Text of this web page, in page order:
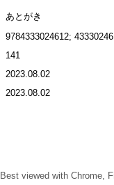
あとがき
9784333024612;
141
2023.08.02
2023.08.02
Best viewed with Chrome,